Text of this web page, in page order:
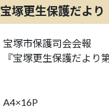
宝塚更生保護だより
宝塚市保護司会会報
『宝塚更生保護だより
A4×16P